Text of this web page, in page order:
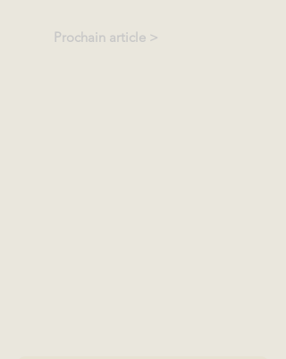
Prochain article >